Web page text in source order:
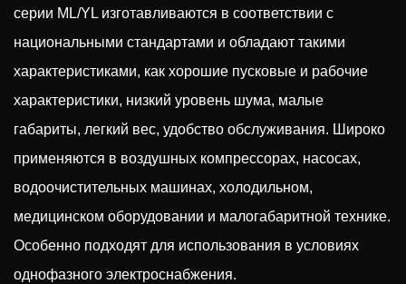
серии ML/YL изготавливаются в соответствии с
национальными стандартами и обладают такими
характеристиками, как хорошие пусковые и рабочие
характеристики, низкий уровень шума, малые
габариты, легкий вес, удобство обслуживания. Широко
применяются в воздушных компрессорах, насосах,
водоочистительных машинах, холодильном,
медицинском оборудовании и малогабаритной технике.
Особенно подходят для использования в условиях
однофазного электроснабжения.